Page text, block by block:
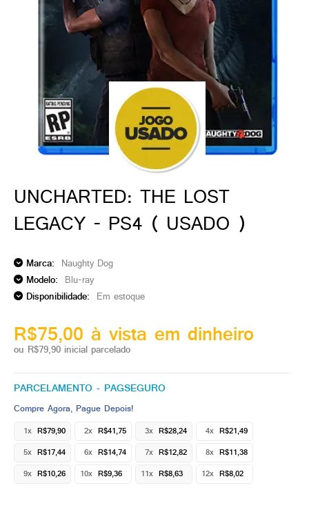
gamer)
UNCHARTED: THE LOST
LEGACY - PS4 ( USADO )
Marca: Naughty Dog
Modelo: Blu-ray
Disponibilidade: Em estoque
R$75,00 à vista em dinheiro
ou R$79,90 inicial parcelado
PARCELAMENTO - PAGSEGURO
Compre Agora, Pague Depois!
1x R$79,90 2x R$41,75 3x R$28,24 4x R$21,49
5x R$17,44 6x R$14,74 7x R$12,82 8x R$11,38
9x R$10,26 10x R$9,36 11x R$8,63 12x R$8,02